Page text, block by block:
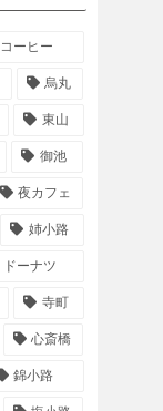
コーヒー
烏丸
東山
御池
夜カフェ
姉小路
ドーナツ
寺町
心斎橋
錦小路